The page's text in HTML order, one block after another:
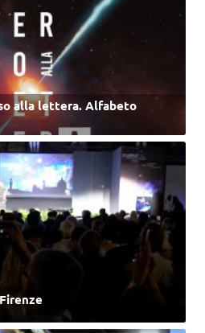
alla lettera. Alfabeto